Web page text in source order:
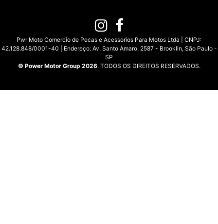
Pwr Moto Comercio de Pecas e Acessorios Para Motos Ltda | CNPJ:
42.128.848/0001-40 | Endereço: Av. Santo Amaro, 2587 - Brooklin, São Paulo -
SP
© Power Motor Group 2026. TODOS OS DIREITOS RESERVADOS.